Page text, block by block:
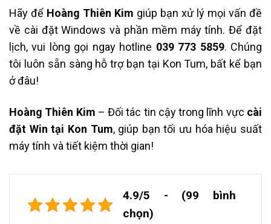
Hãy để Hoàng Thiên Kim giúp bạn xử lý mọi vấn đề
về cài đặt Windows và phần mềm máy tính. Để đặt
lịch, vui lòng gọi ngay hotline 039 773 5859. Chúng
tôi luôn sẵn sàng hỗ trợ bạn tại Kon Tum, bất kể bạn
ở đâu!
Hoàng Thiên Kim – Đối tác tin cậy trong lĩnh vực cài
đặt Win tại Kon Tum, giúp bạn tối ưu hóa hiệu suất
máy tính và tiết kiệm thời gian!
4.9/5 - (99 bình
chọn)